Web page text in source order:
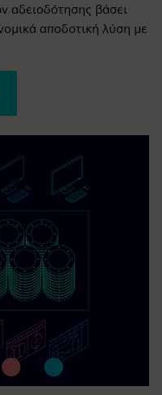
αδειοδότησης βάσει
αποδοτική λύση με